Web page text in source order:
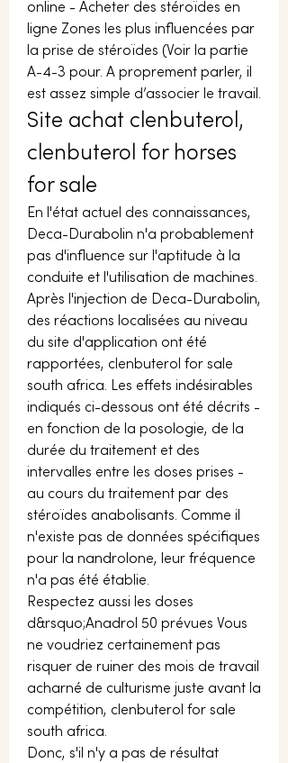
online - Acheter des stéroïdes en
ligne Zones les plus influencées par
la prise de stéroïdes (Voir la partie
A-4-3 pour. A proprement parler, il
Site achat clenbuterol,
clenbuterol for horses
for sale
En l'état actuel des connaissances,
Deca-Durabolin n'a probablement
pas d'influence sur l'aptitude à la
conduite et l'utilisation de machines.
Après l'injection de Deca-Durabolin,
des réactions localisées au niveau
du site d'application ont été
rapportées, clenbuterol for sale
south africa. Les effets indésirables
indiqués ci-dessous ont été décrits -
en fonction de la posologie, de la
durée du traitement et des
intervalles entre les doses prises -
au cours du traitement par des
stéroïdes anabolisants. Comme il
n'existe pas de données spécifiques
pour la nandrolone, leur fréquence
n'a pas été établie.
Respectez aussi les doses
d&rsquo;Anadrol 50 prévues Vous
ne voudriez certainement pas
risquer de ruiner des mois de travail
acharné de culturisme juste avant la
compétition, clenbuterol for sale
south africa.
Donc, s'il n'y a pas de résultat